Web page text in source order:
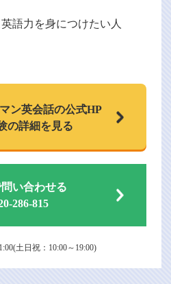
語力を身につけたい人
ン英会話の公式HP
の詳細を見る
い合わせる
286-815
土日祝：10:00～19:00)